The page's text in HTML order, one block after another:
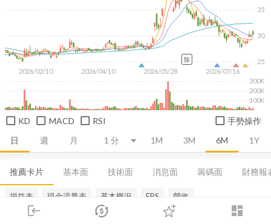
login dashboard
市場 登入
日 週 月 1M 3M 6M 1Y
2026/02/10 2026/04/10 2026/05/28 2026/07/16
25
30
35
100K
200K
300K
除
KD MACD RSI 手勢操作
推薦卡片 基本面 技術面 消息面 籌碼面 財務報
損益表 現金流量表 基本概況 EPS 營收